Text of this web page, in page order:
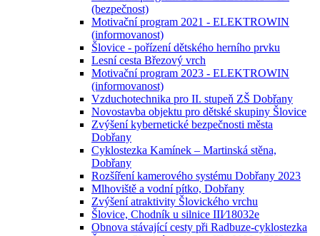
(bezpečnost)
Motivační program 2021 - ELEKTROWIN
(informovanost)
Šlovice - pořízení dětského herního prvku
Lesní cesta Březový vrch
Motivační program 2023 - ELEKTROWIN
(informovanost)
Vzduchotechnika pro II. stupeň ZŠ Dobřany
Novostavba objektu pro dětské skupiny Šlovice
Zvýšení kybernetické bezpečnosti města
Dobřany
Cyklostezka Kamínek – Martinská stěna,
Dobřany
Rozšíření kamerového systému Dobřany 2023
Mlhoviště a vodní pítko, Dobřany
Zvýšení atraktivity Šlovického vrchu
Šlovice, Chodník u silnice III⁄18032e
Obnova stávající cesty při Radbuze-cyklostezka